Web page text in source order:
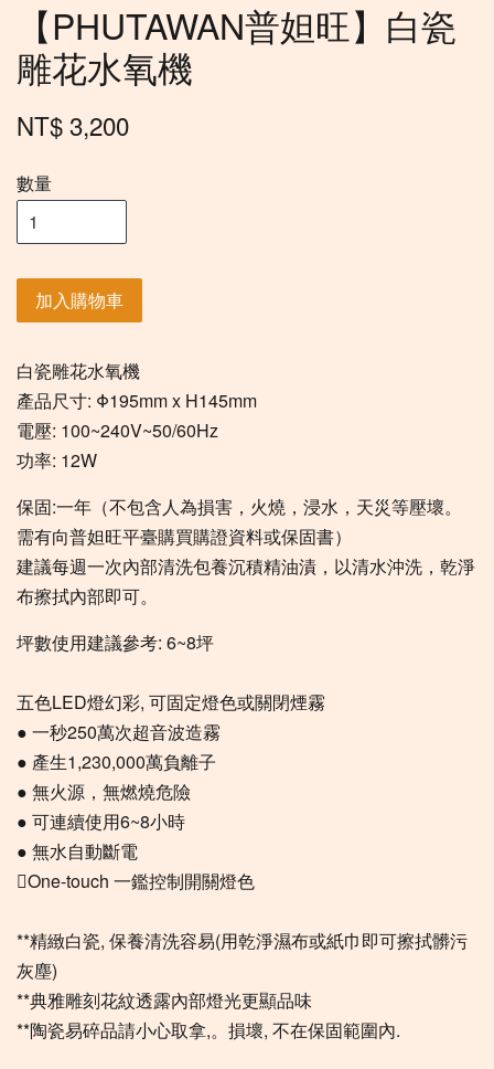
【PHUTAWAN普妲旺】白瓷
雕花水氧機
NT$ 3,200
數量
加入購物車
白瓷雕花水氧機
產品尺寸: Φ195mm x H145mm
電壓: 100~240V~50/60Hz
功率: 12W
保固:一年（不包含人為損害，火燒，浸水，天災等壓壞。
需有向普妲旺平臺購買購證資料或保固書）
建議每週一次內部清洗包養沉積精油漬，以清水沖洗，乾淨
布擦拭內部即可。
坪數使用建議參考: 6~8坪
五色LED燈幻彩, 可固定燈色或關閉煙霧
● 一秒250萬次超音波造霧
● 產生1,230,000萬負離子
● 無火源，無燃燒危險
● 可連續使用6~8小時
● 無水自動斷電
One-touch 一鑑控制開關燈色
**精緻白瓷, 保養清洗容易(用乾淨濕布或紙巾即可擦拭髒污
灰塵)
**典雅雕刻花紋透露內部燈光更顯品味
**陶瓷易碎品請小心取拿,。損壞, 不在保固範圍內.